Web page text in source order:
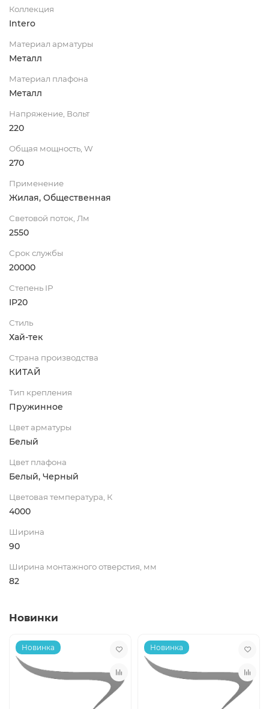
Коллекция
Intero
Материал арматуры
Металл
Материал плафона
Металл
Напряжение, Вольт
220
Общая мощность, W
270
Применение
Жилая, Общественная
Световой поток, Лм
2550
Срок службы
20000
Степень IP
IP20
Стиль
Хай-тек
Страна производства
КИТАЙ
Тип крепления
Пружинное
Цвет арматуры
Белый
Цвет плафона
Белый, Черный
Цветовая температура, К
4000
Ширина
90
Ширина монтажного отверстия, мм
82
Новинки
Новинка Новинка